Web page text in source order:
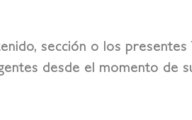
sección o los presentes
desde el momento de